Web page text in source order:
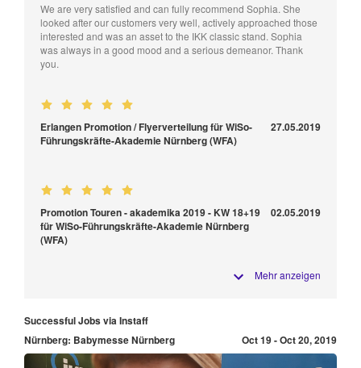
We are very satisfied and can fully recommend Sophia. She
looked after our customers very well, actively approached those
interested and was an asset to the IKK classic stand. Sophia
was always in a good mood and a serious demeanor. Thank
you.
Erlangen Promotion / Flyerverteilung für WiSo-
Führungskräfte-Akademie Nürnberg (WFA)
27.05.2019
Promotion Touren - akademika 2019 - KW 18+19
für WiSo-Führungskräfte-Akademie Nürnberg
(WFA)
02.05.2019
Mehr anzeigen
Successful Jobs via Instaff
Nürnberg: Babymesse Nürnberg
Oct 19 - Oct 20, 2019